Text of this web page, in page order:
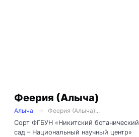
Феерия (Алыча)
Алыча
Феерия (Алыча)...
Сорт ФГБУН «Никитский ботанический
сад – Национальный научный центр»